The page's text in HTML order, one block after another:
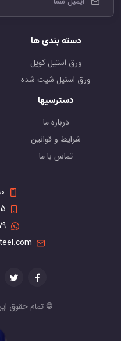
دسته بندی ها
ورق استیل کویل
ورق استیل شیت شده
دسترسیها
درباره ما
شرایط و قوانین
تماس با ما
© تمام حقوق